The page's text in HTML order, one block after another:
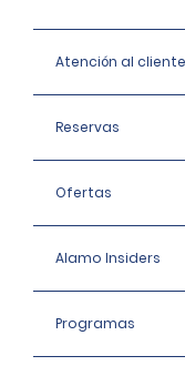
Atención al cliente
Reservas
Ofertas
Alamo Insiders
Programas